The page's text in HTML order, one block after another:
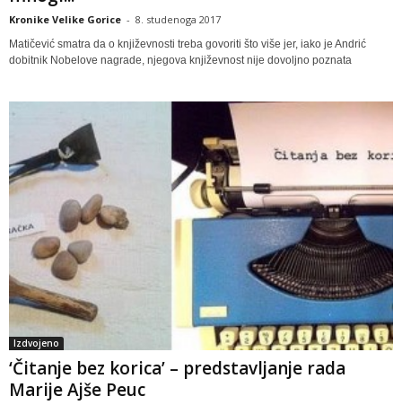
Kronike Velike Gorice - 8. studenoga 2017
Matičević smatra da o književnosti treba govoriti što više jer, iako je Andrić
dobitnik Nobelove nagrade, njegova književnost nije dovoljno poznata
Izdvojeno
‘Čitanje bez korica’ – predstavljanje rada
Marije Ajše Peuc